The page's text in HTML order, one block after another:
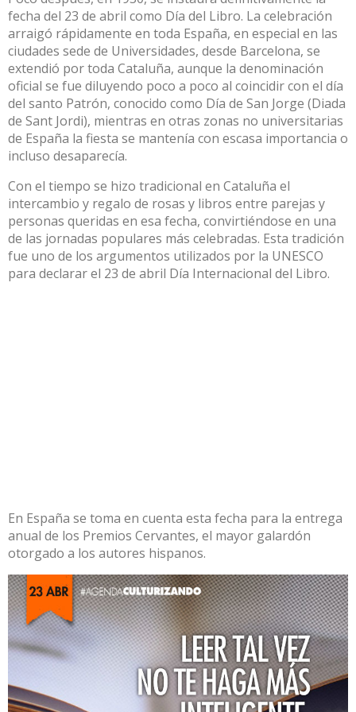
fecha del 23 de abril como Día del Libro. La celebración
arraigó rápidamente en toda España, en especial en las
ciudades sede de Universidades, desde Barcelona, se
extendió por toda Cataluña, aunque la denominación
oficial se fue diluyendo poco a poco al coincidir con el día
del santo Patrón, conocido como Día de San Jorge (Diada
de Sant Jordi), mientras en otras zonas no universitarias
de España la fiesta se mantenía con escasa importancia o
incluso desaparecía.
Con el tiempo se hizo tradicional en Cataluña el
intercambio y regalo de rosas y libros entre parejas y
personas queridas en esa fecha, convirtiéndose en una
de las jornadas populares más celebradas. Esta tradición
fue uno de los argumentos utilizados por la UNESCO
para declarar el 23 de abril Día Internacional del Libro.
En España se toma en cuenta esta fecha para la entrega
anual de los Premios Cervantes, el mayor galardón
otorgado a los autores hispanos.